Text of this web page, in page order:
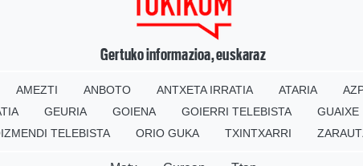
Gertuko informazioa, euskaraz
AMEZTI ANBOTO ANTXETA IRRATIA ATARIA
GEURIA GOIENA GOIERRI TELEBISTA
GUAIXE
TELEBISTA ORIO GUKA TXINTXARRI